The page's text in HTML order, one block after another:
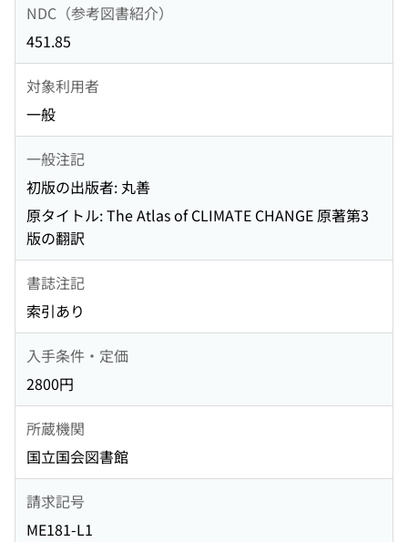
NDC（参考図書紹介）
451.85
対象利用者
一般
一般注記
初版の出版者: 丸善
原タイトル: The Atlas of CLIMATE CHANGE 原著第3
版の翻訳
書誌注記
索引あり
入手条件・定価
2800円
所蔵機関
国立国会図書館
請求記号
ME181-L1